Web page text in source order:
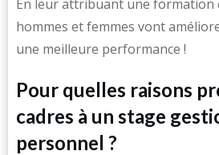
En leur attribuant une formation
hommes et femmes vont
une meilleure performance !
Pour quelles raisons
cadres à un stage
personnel ?